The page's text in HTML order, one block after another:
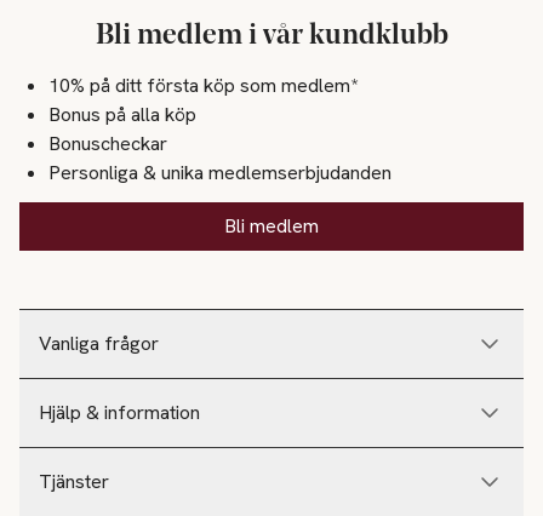
Vanliga frågor
Hjälp & information
Tjänster
Bli medlem i vår kundklubb
10% på ditt första köp som medlem*
Bonus på alla köp
Bonuscheckar
Personliga & unika medlemserbjudanden
Bli medlem